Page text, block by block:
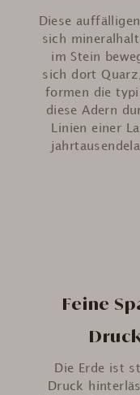
Diese
sich
im Stein
sich dort
formen die
diese Adern
Linien einer
Feine
Die Erde ist
Druck